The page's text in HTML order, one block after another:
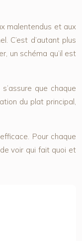
malentendus et aux
C’est d’autant plus
un schéma qu’il est
que chaque
du plat principal,
Pour chaque
voir qui fait quoi et